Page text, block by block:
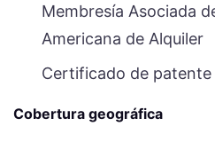
Membresía Asociada
Americana de Alquiler
Certificado de
Cobertura geográfica